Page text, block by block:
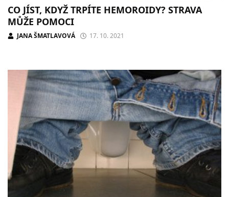
CO JÍST, KDYŽ TRPÍTE HEMOROIDY? STRAVA
MŮŽE POMOCI
JANA ŠMATLAVOVÁ 17. 10. 2021